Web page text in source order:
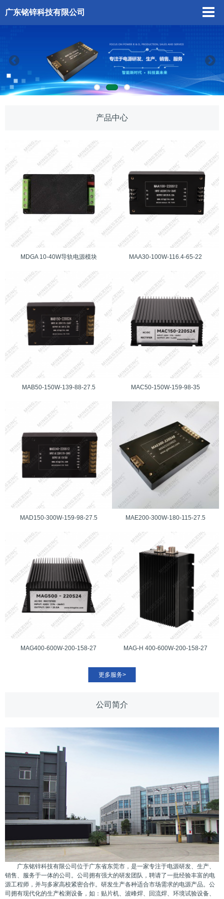
广东铭锌科技有限公司
产品中心
MDGA 10-40W导轨电源模块 MAA30-100W-116.4-65-22
MAB50-150W-139-88-27.5 MAC50-150W-159-98-35
MAD150-300W-159-98-27.5 MAE200-300W-180-115-27.5
MAG400-600W-200-158-27 MAG-H 400-600W-200-158-27
更多服务>
公司简介
广东铭锌科技有限公司位于广东省东莞市，是一家专注于电源研发、生产、
销售、服务于一体的公司。公司拥有强大的研发团队，聘请了一批经验丰富的电
源工程师，并与多家高校紧密合作。研发生产各种适合市场需求的电源产品。公
司拥有现代化的生产检测设备，如：贴片机、波峰焊、回流焊、环境试验设备、